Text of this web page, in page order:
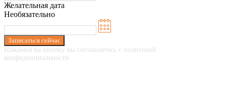
Желательная дата
Необязательно
Записаться сейчас
Нажимая на кнопку вы соглашаетесь с политикой
конфиденциальности